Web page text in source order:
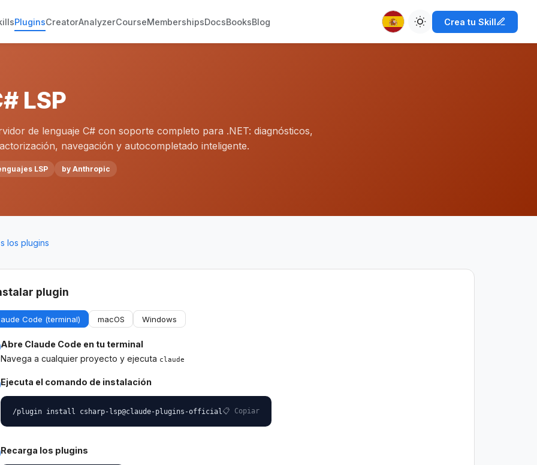
PluginsCreatorAnalyzerCourseMembershipsDocsBooksBlog Crea tu Skill
LSP
de lenguaje C# con soporte completo para .NET: diagnósticos,
navegación y autocompletado inteligente.
LSP by Anthropic
los plugins
plugin
Code (terminal) macOS Windows
Abre Claude Code en tu terminal
Navega a cualquier proyecto y ejecuta claude
Ejecuta el comando de instalación
/plugin install csharp-lsp@claude-plugins-official 📋 Copiar
Recarga los plugins